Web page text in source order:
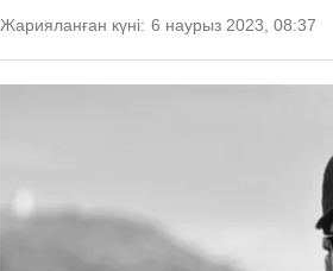
Жарияланған күні: 6 наурыз 2023, 08:37